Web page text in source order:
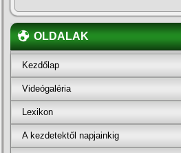
OLDALAK
Kezdőlap
Videógaléria
Lexikon
A kezdetektől napjainkig